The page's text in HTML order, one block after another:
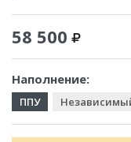
58 500
Наполнение:
ППУ